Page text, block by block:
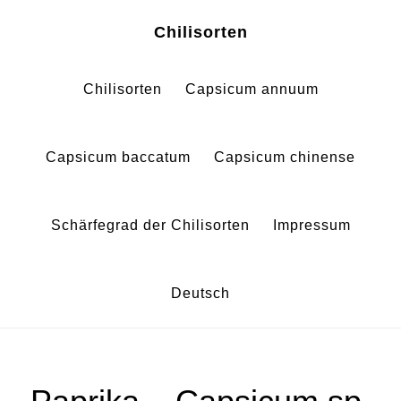
Chilisorten
Chilisorten Capsicum annuum
Capsicum baccatum Capsicum chinense
Schärfegrad der Chilisorten Impressum
Deutsch